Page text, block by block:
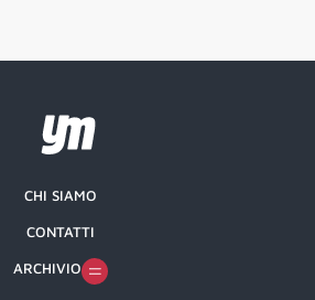
CHI SIAMO
CONTATTI
ARCHIVIO